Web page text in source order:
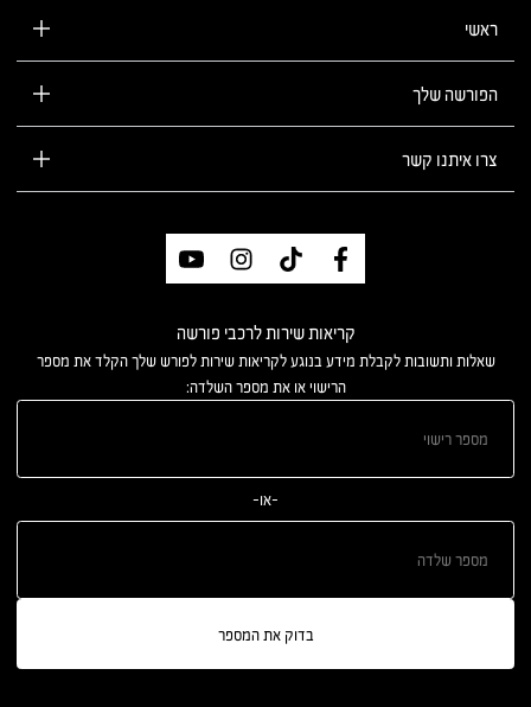
ראשי
הפורשה שלך
צרו איתנו קשר
קריאות שירות לרכבי פורשה
שאלות ותשובות לקבלת מידע בנוגע לקריאות שירות לפורש שלך הקלד את מספר
הרישוי או את מספר השלדה:
-או-
בדוק את המספר